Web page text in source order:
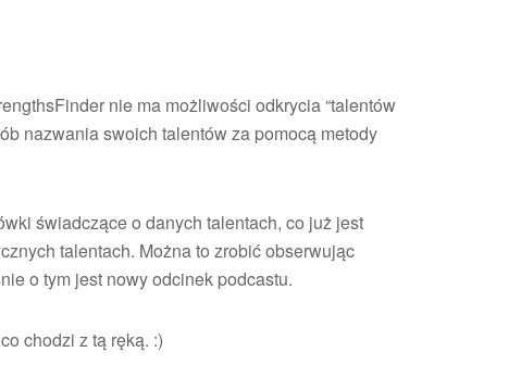
dołu
aby
zmniejszyć
głośność.
nie ma możliwości odkrycia “talentów
nazwania swoich talentów za pomocą metody
świadczące o danych talentach, co już jest
talentach. Można to zrobić obserwując
o tym jest nowy odcinek podcastu.
chodzi z tą ręką. :)